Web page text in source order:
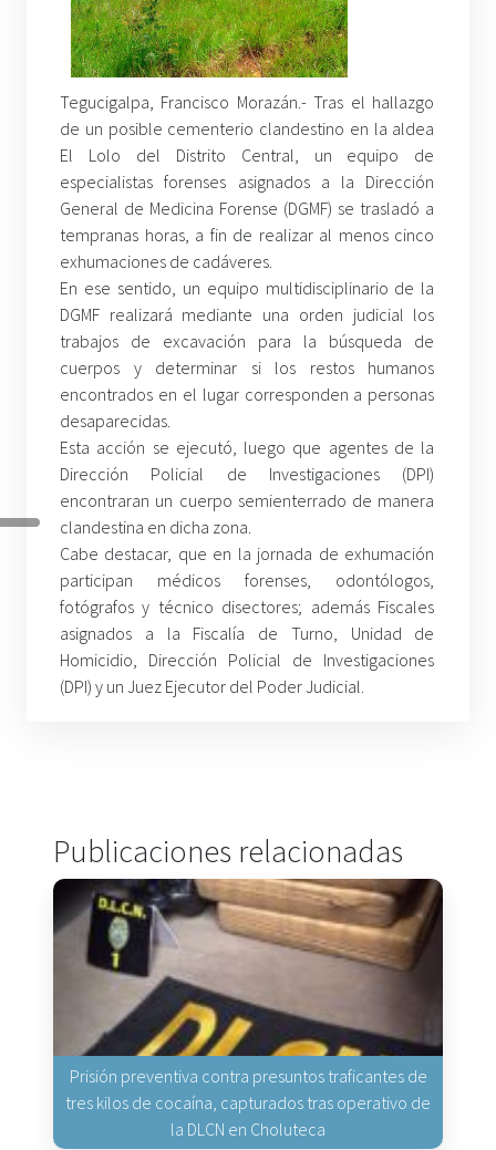
Tegucigalpa, Francisco Morazán.- Tras el hallazgo
de un posible cementerio clandestino en la aldea
El Lolo del Distrito Central, un equipo de
especialistas forenses asignados a la Dirección
General de Medicina Forense (DGMF) se trasladó a
tempranas horas, a fin de realizar al menos cinco
exhumaciones de cadáveres.
En ese sentido, un equipo multidisciplinario de la
DGMF realizará mediante una orden judicial los
trabajos de excavación para la búsqueda de
cuerpos y determinar si los restos humanos
encontrados en el lugar corresponden a personas
desaparecidas.
Esta acción se ejecutó, luego que agentes de la
Dirección Policial de Investigaciones (DPI)
encontraran un cuerpo semienterrado de manera
clandestina en dicha zona.
Cabe destacar, que en la jornada de exhumación
participan médicos forenses, odontólogos,
fotógrafos y técnico disectores; además Fiscales
asignados a la Fiscalía de Turno, Unidad de
Homicidio, Dirección Policial de Investigaciones
(DPI) y un Juez Ejecutor del Poder Judicial.
Publicaciones relacionadas
Prisión preventiva contra presuntos traficantes de
tres kilos de cocaína, capturados tras operativo de
la DLCN en Choluteca